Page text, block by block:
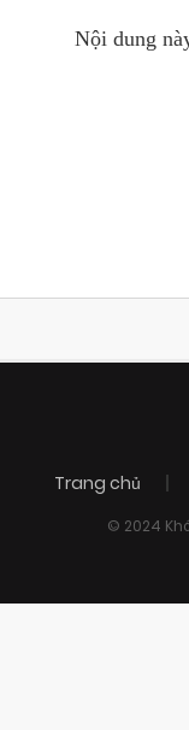
Nội dung
Trang chủ
© 2024